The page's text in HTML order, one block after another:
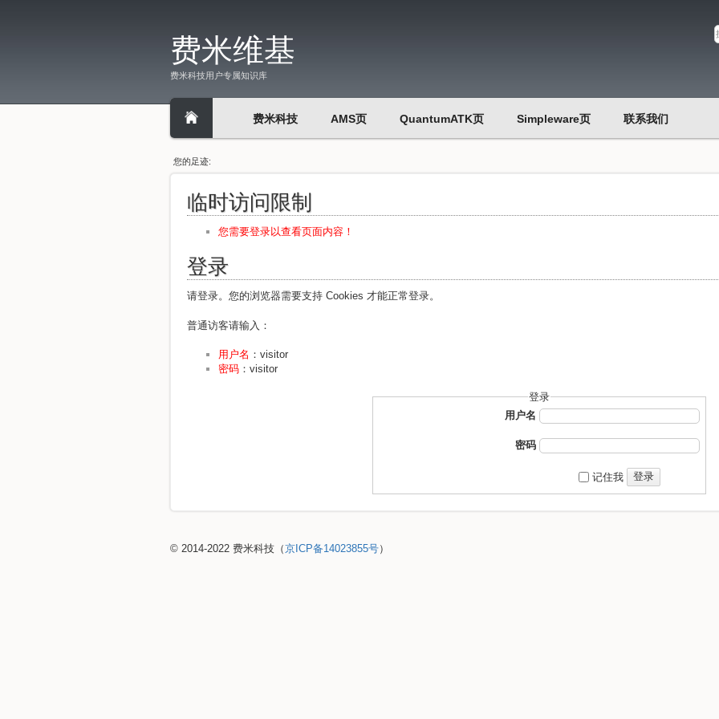
费米维基
费米科技用户专属知识库
费米科技 AMS页 QuantumATK页 Simpleware页 联系我们
您的足迹:
临时访问限制
您需要登录以查看页面内容！
登录
请登录。您的浏览器需要支持 Cookies 才能正常登录。
普通访客请输入：
用户名 ：visitor
密码 ：visitor
登录
用户名
密码
记住我 登录
© 2014-2022 费米科技（京ICP备14023855号）